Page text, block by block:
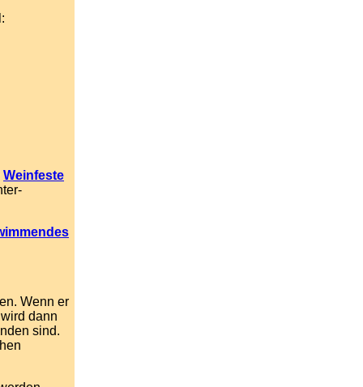
Weinfeste
Wenn er
dann
sind.